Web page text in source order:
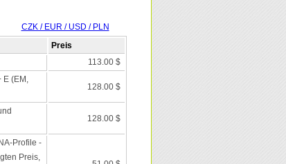
CZK / EUR / USD / PLN
Preis
113.00 $
E (EM,
128.00 $
128.00 $
Profile -
Preis,